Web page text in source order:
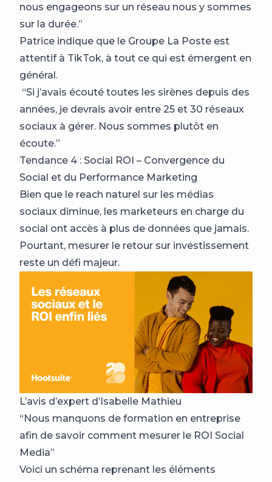
nous engageons sur un réseau nous y sommes
sur la durée.”
Patrice indique que le Groupe La Poste est
attentif à TikTok, à tout ce qui est émergent en
général.
“Si j’avais écouté toutes les sirènes depuis des
années, je devrais avoir entre 25 et 30 réseaux
sociaux à gérer. Nous sommes plutôt en
écoute.”
Tendance 4 : Social ROI – Convergence du
Social et du Performance Marketing
Bien que le reach naturel sur les médias
sociaux diminue, les marketeurs en charge du
social ont accès à plus de données que jamais.
Pourtant, mesurer le retour sur investissement
reste un défi majeur.
L’avis d’expert d’Isabelle Mathieu
“Nous manquons de formation en entreprise
afin de savoir comment mesurer le ROI Social
Media”
Voici un schéma reprenant les éléments